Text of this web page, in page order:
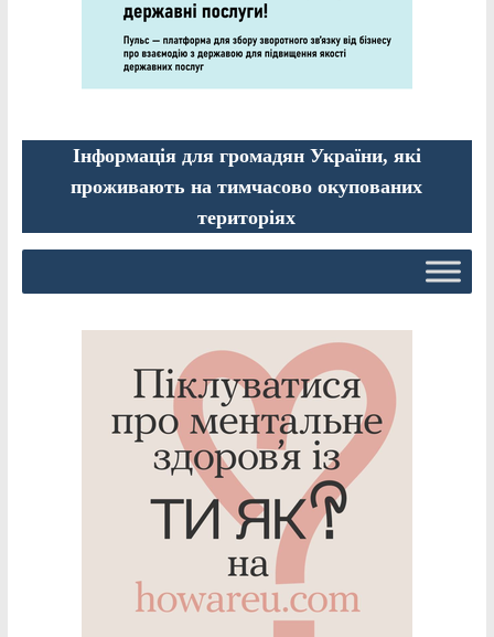
Інформація для громадян України, які
проживають на тимчасово окупованих
територіях